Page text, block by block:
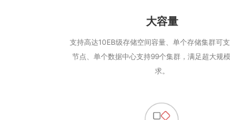
大容量
支持高达10EB级存储空间容量、单个存储集群可
节点、单个数据中心支持99个集群，满足超大规
求。